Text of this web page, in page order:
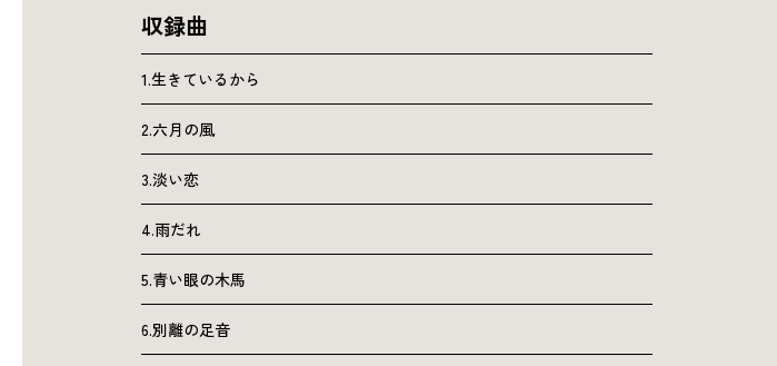
収録曲
1.生きているから
2.六月の風
3.淡い恋
4.雨だれ
5.青い眼の木馬
6.別離の足音